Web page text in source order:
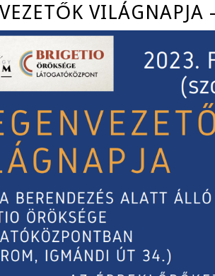
VILÁGNAPJA